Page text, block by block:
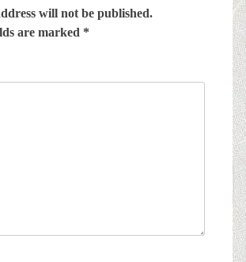
will not be published.
are marked *